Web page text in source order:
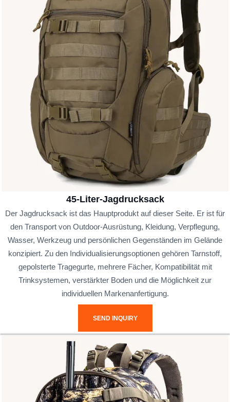
45-Liter-Jagdrucksack
Der Jagdrucksack ist das Hauptprodukt auf dieser Seite. Er ist für
den Transport von Outdoor-Ausrüstung, Kleidung, Verpflegung,
Wasser, Werkzeug und persönlichen Gegenständen im Gelände
konzipiert. Zu den Individualisierungsoptionen gehören Tarnstoff,
gepolsterte Tragegurte, mehrere Fächer, Kompatibilität mit
Trinksystemen, verstärkter Boden und die Möglichkeit zur
individuellen Markenanfertigung.
SEND INQUIRY